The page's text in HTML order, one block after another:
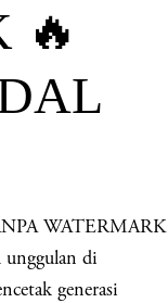
🔥
WATERMARK
unggulan di
generasi